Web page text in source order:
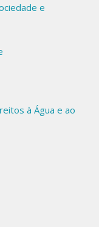
e
à Água e ao